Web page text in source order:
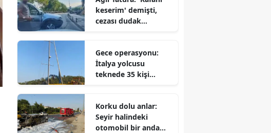
keserim' demişti,
cezası dudak
Gece operasyonu:
İtalya yolcusu
teknede 35 kişi
Korku dolu anlar:
Seyir halindeki
otomobil bir anda